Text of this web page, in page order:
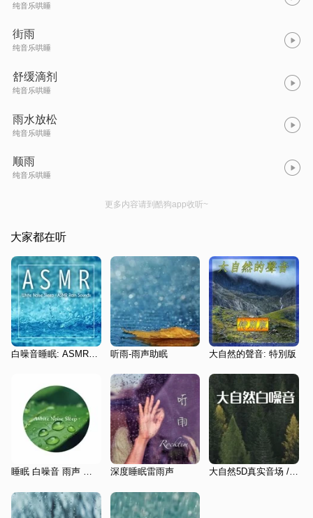
纯音乐哄睡
街雨
纯音乐哄睡
舒缓滴剂
纯音乐哄睡
雨水放松
纯音乐哄睡
顺雨
纯音乐哄睡
更多内容请到酷狗app收听~
大家都在听
听雨-雨声助眠 大自然的聲音: 特別版
深度睡眠雷雨声 大自然5D真实音场 /放空心灵 /缓解压力 /深度睡眠